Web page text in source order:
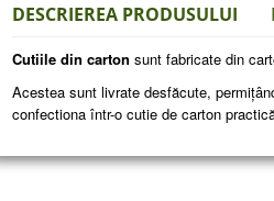
DESCRIEREA PRODUSULUI
Cutiile din carton sunt fabricate din
Acestea sunt livrate desfăcute,
confectiona într-o cutie de carton